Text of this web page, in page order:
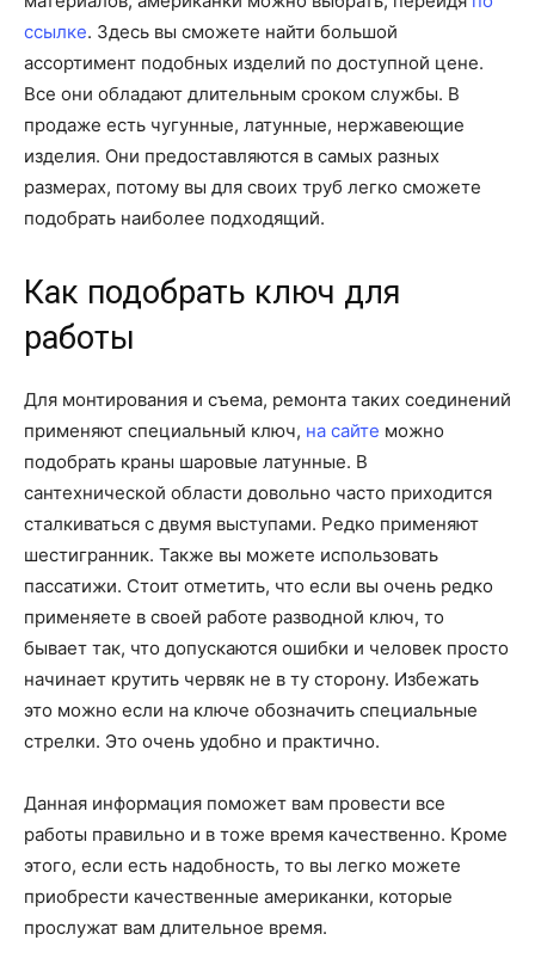
ссылке. Здесь вы сможете найти большой
ассортимент подобных изделий по доступной цене.
Все они обладают длительным сроком службы. В
продаже есть чугунные, латунные, нержавеющие
изделия. Они предоставляются в самых разных
размерах, потому вы для своих труб легко сможете
подобрать наиболее подходящий.
Как подобрать ключ для
работы
Для монтирования и съема, ремонта таких соединений
применяют специальный ключ, на сайте можно
подобрать краны шаровые латунные. В
сантехнической области довольно часто приходится
сталкиваться с двумя выступами. Редко применяют
шестигранник. Также вы можете использовать
пассатижи. Стоит отметить, что если вы очень редко
применяете в своей работе разводной ключ, то
бывает так, что допускаются ошибки и человек просто
начинает крутить червяк не в ту сторону. Избежать
это можно если на ключе обозначить специальные
стрелки. Это очень удобно и практично.
Данная информация поможет вам провести все
работы правильно и в тоже время качественно. Кроме
этого, если есть надобность, то вы легко можете
приобрести качественные американки, которые
прослужат вам длительное время.